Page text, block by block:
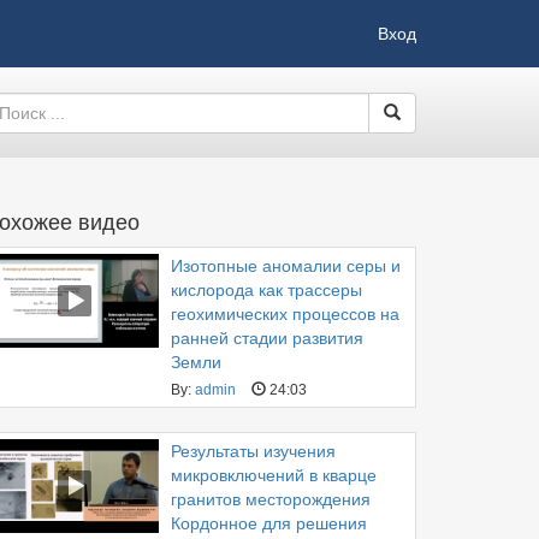
Вход
видео
Изотопные аномалии серы и
кислорода как трассеры
геохимических процессов на
ранней стадии развития
Земли
By: admin 24:03
Результаты изучения
микровключений в кварце
гранитов месторождения
Кордонное для решения